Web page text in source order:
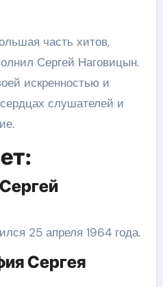
часть хитов,
Сергей Наговицын.
искренностью и
слушателей и
25 апреля 1964 года.
Сергея